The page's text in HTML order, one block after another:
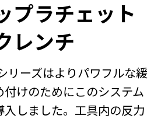
プラチェット
レンチ
リーズはよりパワフルな緩
けのためにこのシステム
入しました。工具内の反力